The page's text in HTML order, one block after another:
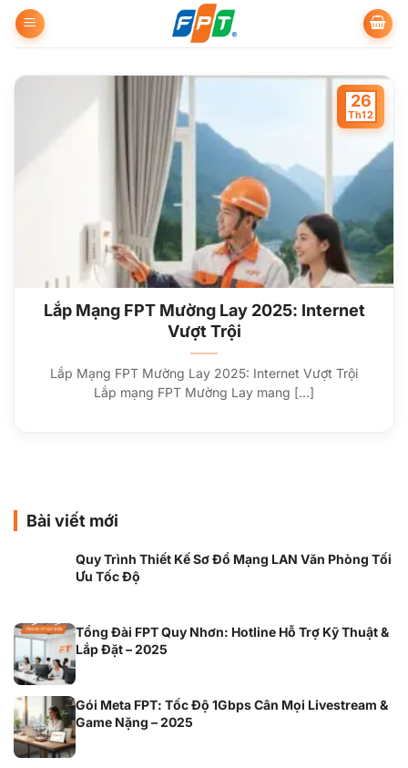
qua
dung
Lắp Mạng FPT Mường Lay 2025: Internet
Vượt Trội
Lắp Mạng FPT Mường Lay 2025: Internet Vượt Trội
Lắp mạng FPT Mường Lay mang [...]
26
Th12
Bài viết mới
Quy Trình Thiết Kế Sơ Đồ Mạng LAN Văn Phòng Tối
Ưu Tốc Độ
Tổng Đài FPT Quy Nhơn: Hotline Hỗ Trợ Kỹ Thuật &
Lắp Đặt – 2025
Gói Meta FPT: Tốc Độ 1Gbps Cân Mọi Livestream &
Game Nặng – 2025